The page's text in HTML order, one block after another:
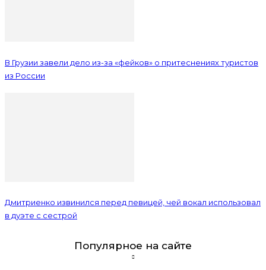
В Грузии завели дело из-за «фейков» о притеснениях туристов
из России
Дмитриенко извинился перед певицей, чей вокал использовал
в дуэте с сестрой
Популярное на сайте